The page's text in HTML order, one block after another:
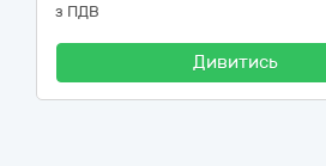
з ПДВ
Дивитись